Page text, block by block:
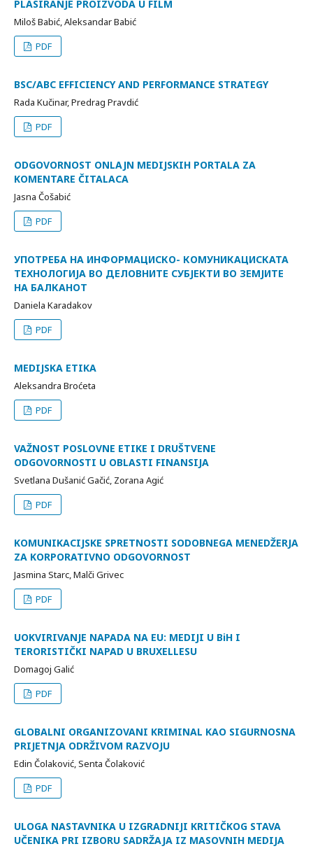
PLASIRANJE PROIZVODA U FILM
Miloš Babić, Aleksandar Babić
PDF
BSC/ABC EFFICIENCY AND PERFORMANCE STRATEGY
Rada Kučinar, Predrag Pravdić
PDF
ODGOVORNOST ONLAJN MEDIJSKIH PORTALA ZA
KOMENTARE ČITALACA
Jasna Čošabić
PDF
УПОТРЕБА НА ИНФОРМАЦИСКО- КОМУНИКАЦИСКАТА
ТЕХНОЛОГИЈА ВО ДЕЛОВНИТЕ СУБЈЕКТИ ВО ЗЕМЈИТЕ
НА БАЛКАНОТ
Daniela Karadakov
PDF
MEDIJSKA ETIKA
Aleksandra Broćeta
PDF
VAŽNOST POSLOVNE ETIKE I DRUŠTVENE
ODGOVORNOSTI U OBLASTI FINANSIJA
Svetlana Dušanić Gačić, Zorana Agić
PDF
KOMUNIKACIJSKE SPRETNOSTI SODOBNEGA MENEDŽERJA
ZA KORPORATIVNO ODGOVORNOST
Jasmina Starc, Malči Grivec
PDF
UOKVIRIVANJE NAPADA NA EU: MEDIJI U BiH I
TERORISTIČKI NAPAD U BRUXELLESU
Domagoj Galić
PDF
GLOBALNI ORGANIZOVANI KRIMINAL KAO SIGURNOSNA
PRIJETNJA ODRŽIVOM RAZVOJU
Edin Čolaković, Senta Čolaković
PDF
ULOGA NASTAVNIKA U IZGRADNIJI KRITIČKOG STAVA
UČENIKA PRI IZBORU SADRŽAJA IZ MASOVNIH MEDIJA